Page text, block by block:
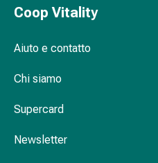
Dolori
e
Coop Vitality
Aiuto e contatto
Chi siamo
Supercard
Newsletter